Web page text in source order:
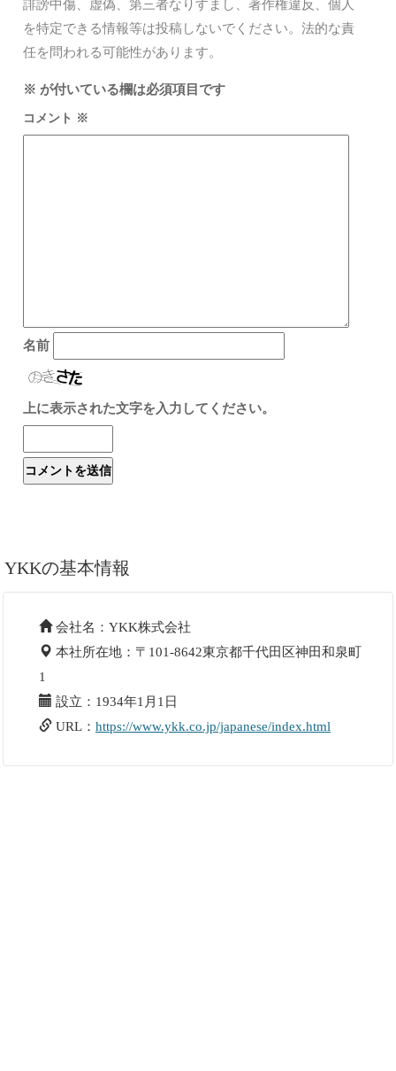
誹謗中傷、虚偽、第三者なりすまし、著作権違反、個人
を特定できる情報等は投稿しないでください。法的な責
任を問われる可能性があります。
※ が付いている欄は必須項目です
コメント ※
名前
上に表示された文字を入力してください。
YKKの基本情報
会社名：YKK株式会社
本社所在地：〒101-8642東京都千代田区神田和泉町
1
設立：1934年1月1日
URL： https://www.ykk.co.jp/japanese/index.html